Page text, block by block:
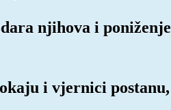
njihova i
i vjernici